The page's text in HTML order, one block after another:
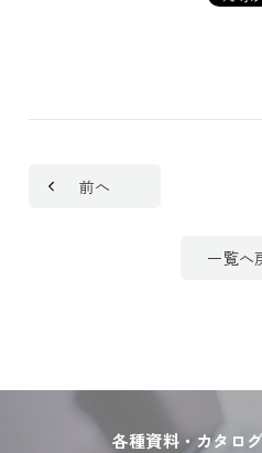
前へ
一覧へ
各種資料・カタロ